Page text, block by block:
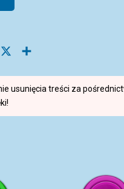
usunięcia treści za